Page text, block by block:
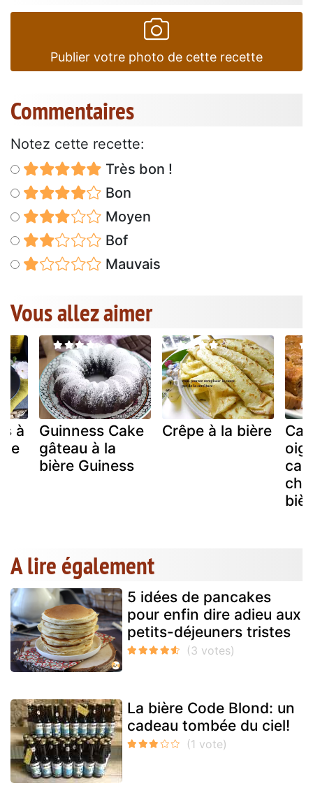
Publier votre photo de cette recette
Commentaires
Notez cette recette:
Très bon !
Bon
Moyen
Bof
Mauvais
Vous allez aimer
à
Guinness Cake
gâteau à la
bière Guiness
Crêpe à la bière
A lire également
5 idées de pancakes
pour enfin dire adieu aux
petits-déjeuners tristes
La bière Code Blond: un
cadeau tombée du ciel!